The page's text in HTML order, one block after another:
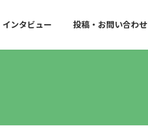
インタビュー 投稿・お問い合わせ